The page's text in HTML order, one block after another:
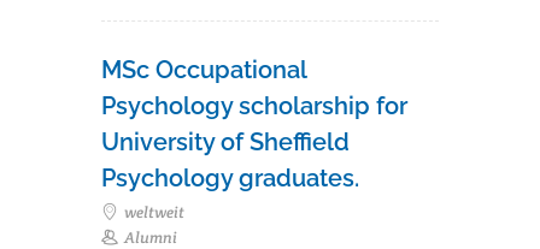
MSc Occupational
Psychology scholarship for
University of Sheffield
Psychology graduates.
weltweit
Alumni